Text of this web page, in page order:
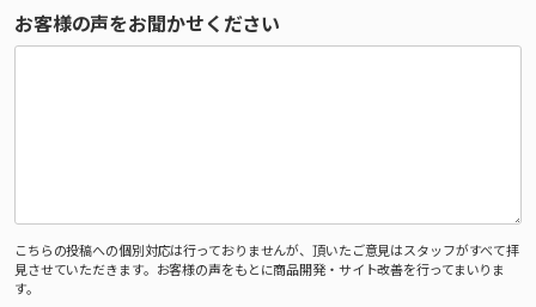
お客様の声をお聞かせください
こちらの投稿への個別対応は行っておりませんが、頂いたご意見はスタッフがすべて拝
見させていただきます。お客様の声をもとに商品開発・サイト改善を行ってまいりま
す。